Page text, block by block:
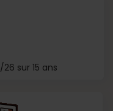
sur 15 ans